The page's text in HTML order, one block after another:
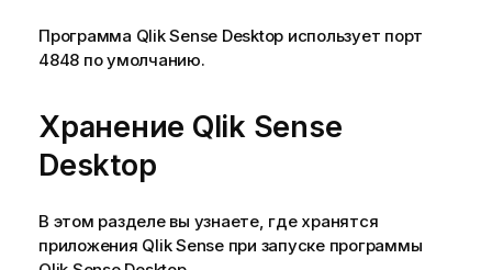
Программа Qlik Sense Desktop использует порт
4848 по умолчанию.
Хранение Qlik Sense
Desktop
В этом разделе вы узнаете, где хранятся
приложения Qlik Senseпри запуске программы